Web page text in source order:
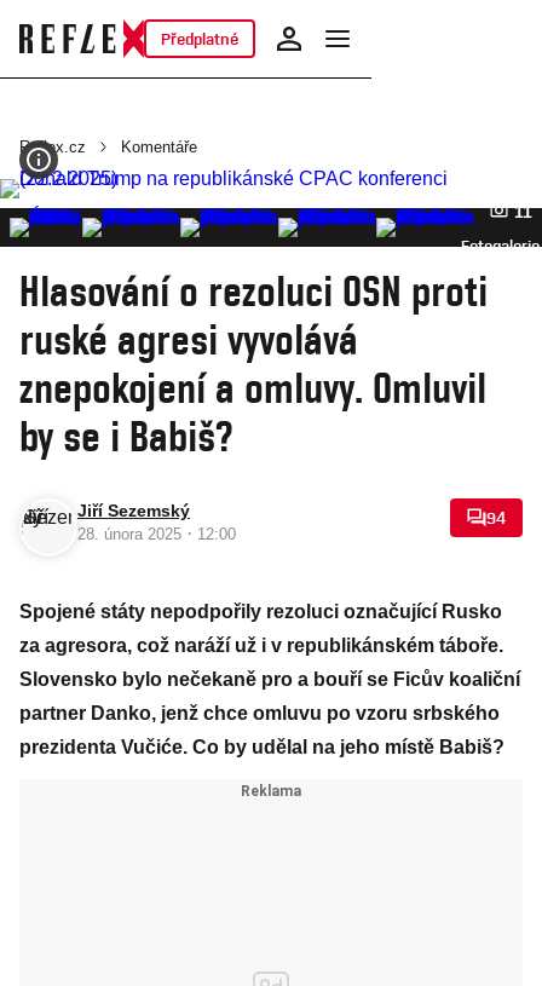
Předplatné
Reflex.cz Komentáře
11
Fotogalerie
Hlasování o rezoluci OSN proti
ruské agresi vyvolává
znepokojení a omluvy. Omluvil
by se i Babiš?
Jiří Sezemský
28. února 2025 · 12:00
94
Spojené státy nepodpořily rezoluci označující Rusko
za agresora, což naráží už i v republikánském táboře.
Slovensko bylo nečekaně pro a bouří se Ficův koaliční
partner Danko, jenž chce omluvu po vzoru srbského
prezidenta Vučiće. Co by udělal na jeho místě Babiš?